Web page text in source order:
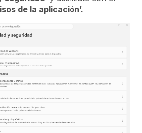
de la aplicación’.